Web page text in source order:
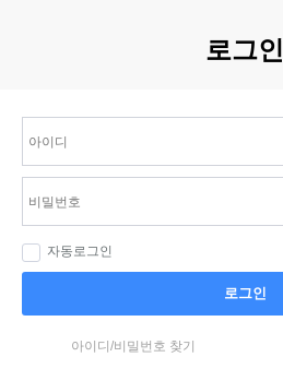
로그인
자동로그인
로그인
아이디/비밀번호 찾기